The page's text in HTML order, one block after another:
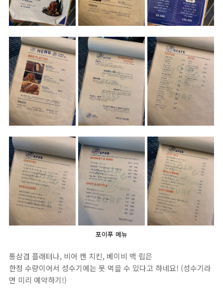
포이푸 메뉴
통삼겹 플래터나, 비어 캔 치킨, 베이비 백 립은
한정 수량이어서 성수기에는 못 먹을 수 있다고 하네요! (성수기라
면 미리 예약하기!)